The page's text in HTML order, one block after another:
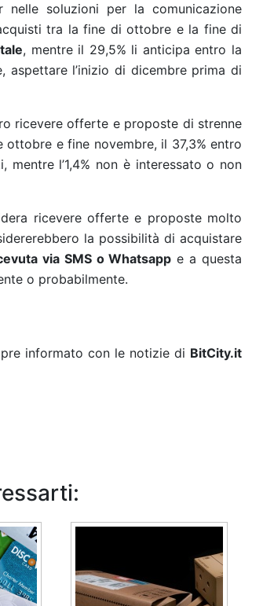
nelle soluzioni per la comunicazione
tra la fine di ottobre e la fine di
, mentre il 29,5% li anticipa entro la
aspettare l’inizio di dicembre prima di
ricevere offerte e proposte di strenne
e fine novembre, il 37,3% entro
l’1,4% non è interessato o non
ricevere offerte e proposte molto
la possibilità di acquistare
via SMS o Whatsapp e a questa
o probabilmente.
informato con le notizie di BitCity.it